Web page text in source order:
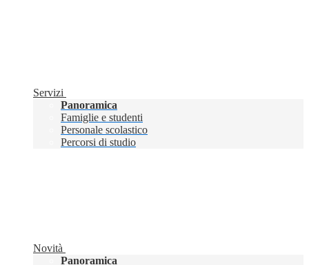
Servizi
Panoramica
Famiglie e studenti
Personale scolastico
Percorsi di studio
Novità
Panoramica